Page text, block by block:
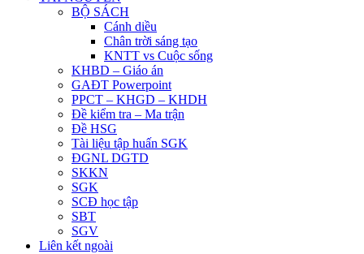
BỘ SÁCH
Cánh diều
Chân trời sáng tạo
KNTT vs Cuộc sống
KHBD – Giáo án
GAĐT Powerpoint
PPCT – KHGD – KHDH
Đề kiểm tra – Ma trận
Đề HSG
Tài liệu tập huấn SGK
ĐGNL DGTD
SKKN
SGK
SCĐ học tập
SBT
SGV
Liên kết ngoài